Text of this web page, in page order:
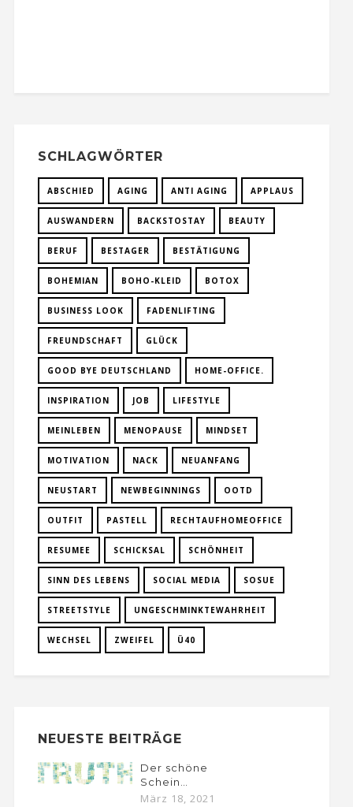
SCHLAGWÖRTER
ABSCHIED AGING ANTI AGING APPLAUS
AUSWANDERN BACKSTOSTAY BEAUTY
BERUF BESTAGER BESTÄTIGUNG
BOHEMIAN BOHO-KLEID BOTOX
BUSINESS LOOK FADENLIFTING
FREUNDSCHAFT GLÜCK
GOOD BYE DEUTSCHLAND HOME-OFFICE.
INSPIRATION JOB LIFESTYLE
MEINLEBEN MENOPAUSE MINDSET
MOTIVATION NACK NEUANFANG
NEUSTART NEWBEGINNINGS OOTD
OUTFIT PASTELL RECHTAUFHOMEOFFICE
RESUMEE SCHICKSAL SCHÖNHEIT
SINN DES LEBENS SOCIAL MEDIA SOSUE
STREETSTYLE UNGESCHMINKTEWAHRHEIT
WECHSEL ZWEIFEL Ü40
NEUESTE BEITRÄGE
Der schöne
Schein…
März 18, 2021